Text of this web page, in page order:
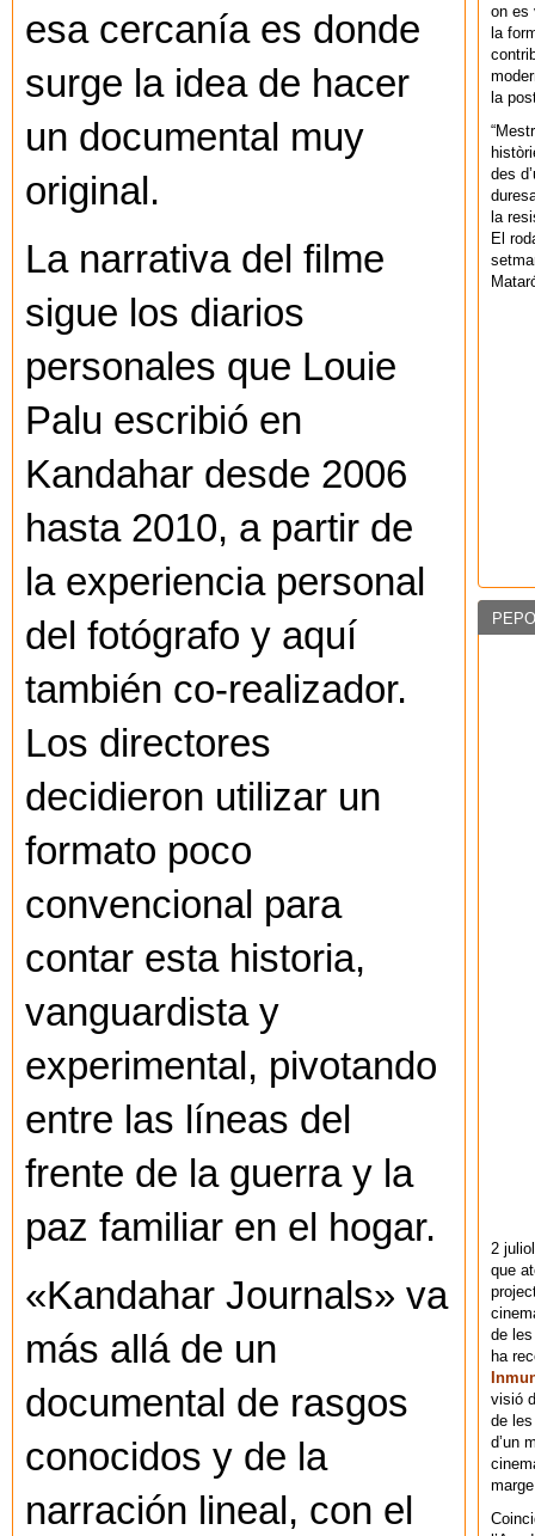
esa cercanía es donde
surge la idea de hacer
un documental muy
original.
La narrativa del filme
sigue los diarios
personales que Louie
Palu escribió en
Kandahar desde 2006
hasta 2010, a partir de
la experiencia personal
del fotógrafo y aquí
también co-realizador.
Los directores
decidieron utilizar un
formato poco
convencional para
contar esta historia,
vanguardista y
experimental, pivotando
entre las líneas del
frente de la guerra y la
paz familiar en el hogar.
«Kandahar Journals» va
más allá de un
documental de rasgos
conocidos y de la
narración lineal, con el
on es
la
la
des
la
El
2
que
de
ha
visió
de
d’un